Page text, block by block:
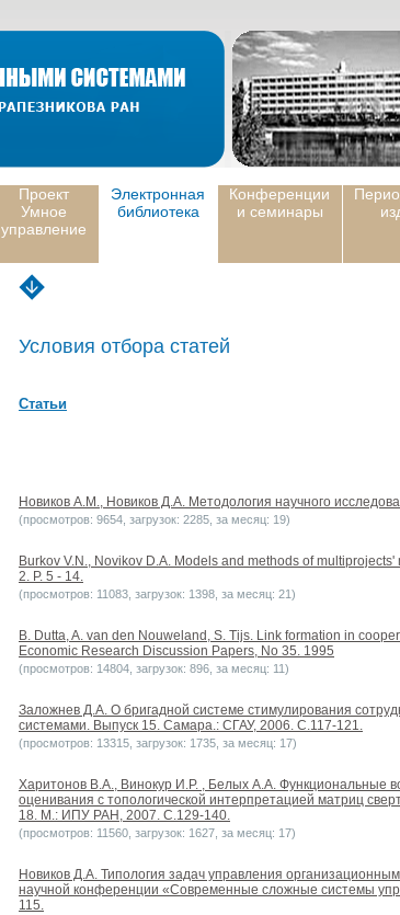
Проект
Умное
управление
Электронная
библиотека
Конференции
и семинары
Условия отбора статей
Статьи
Новиков А.М., Новиков Д.А. Методология научного
(просмотров: 9654, загрузок: 2285, за месяц: 19)
Burkov V.N., Novikov D.A. Models and methods of
2. P. 5 - 14.
(просмотров: 11083, загрузок: 1398, за месяц: 21)
B. Dutta, A. van den Nouweland, S. Tijs. Link formation in
Economic Research Discussion Papers, No 35. 1995
(просмотров: 14804, загрузок: 896, за месяц: 11)
Заложнев Д.А. О бригадной системе стимулирования
системами. Выпуск 15. Самара.: СГАУ, 2006. С.117-121.
(просмотров: 13315, загрузок: 1735, за месяц: 17)
Харитонов В.А., Винокур И.Р. , Белых А.А. Функциональные
оценивания с топологической интерпретацией матриц
18. М.: ИПУ РАН, 2007. С.129-140.
(просмотров: 11560, загрузок: 1627, за месяц: 17)
Новиков Д.А. Типология задач управления
научной конференции «Современные сложные системы
115.